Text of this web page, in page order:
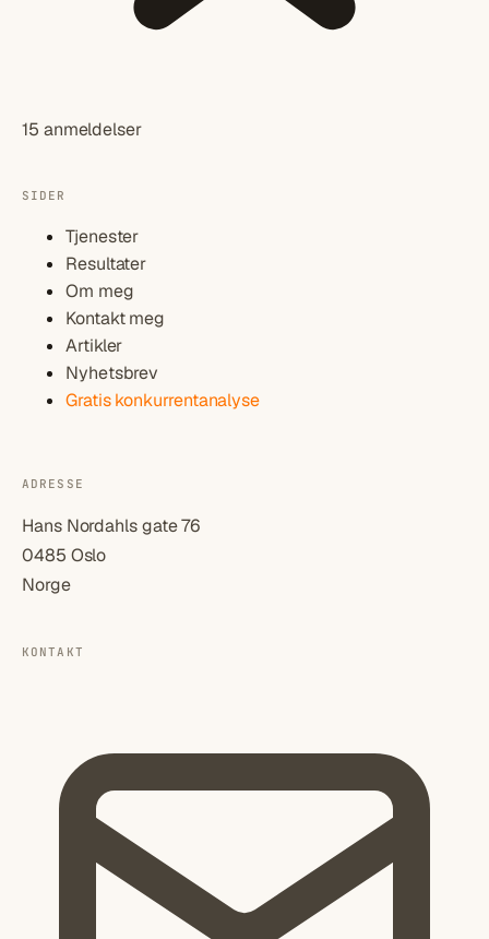
15 anmeldelser
SIDER
Tjenester
Resultater
Om meg
Kontakt meg
Artikler
Nyhetsbrev
Gratis konkurrentanalyse
ADRESSE
Hans Nordahls gate 76
0485 Oslo
Norge
KONTAKT